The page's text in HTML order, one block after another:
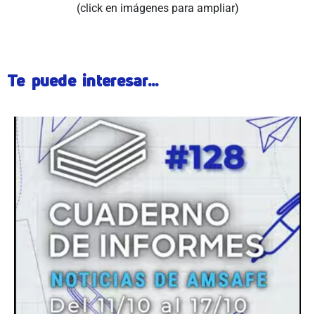
(click en imágenes para ampliar)
Te puede interesar...